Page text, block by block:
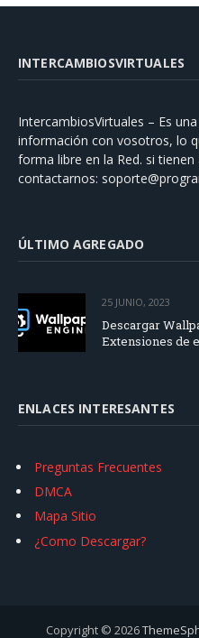
INTERCAMBIOSVIRTUALES
IntercambiosVirtuales – Es
información con vosotros, lo
forma libre en la Red. si
contactarnos:
ÚLTIMO AGREGADO
25 JUNIO, 2023
Descargar
Extensiones de
ENLACES INTERESANTES
Preguntas Frecuentes
DMCA
Mapa Sitio
¿Como Descargar?
Copyright © 2026